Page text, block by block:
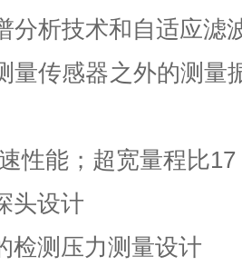
分析技术和自适应滤
量传感器之外的测量
性能；超宽量程比17
头设计
检测压力测量设计